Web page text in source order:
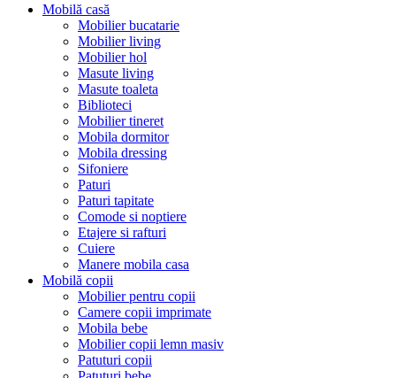
Mobilă casă
Mobilier bucatarie
Mobilier living
Mobilier hol
Masute living
Masute toaleta
Biblioteci
Mobilier tineret
Mobila dormitor
Mobila dressing
Sifoniere
Paturi
Paturi tapitate
Comode si noptiere
Etajere si rafturi
Cuiere
Manere mobila casa
Mobilă copii
Mobilier pentru copii
Camere copii imprimate
Mobila bebe
Mobilier copii lemn masiv
Patuturi copii